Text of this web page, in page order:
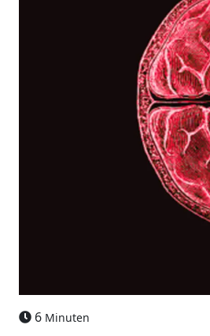
6 Minuten